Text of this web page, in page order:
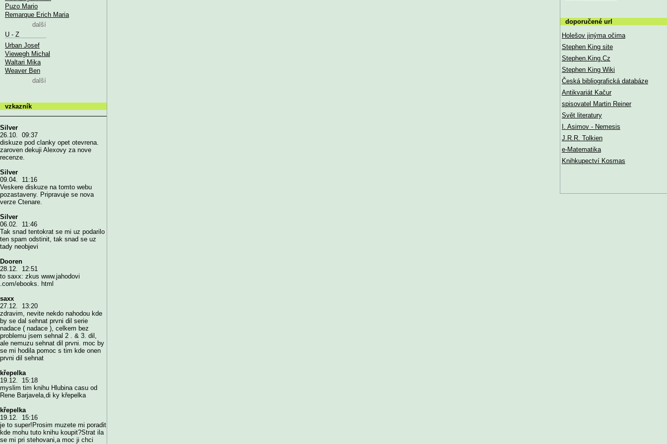
Puzo Mario
Remarque Erich Maria
další
U - Z
Urban Josef
Viewegh Michal
Waltari Mika
Weaver Ben
další
vzkazník
Silver
26.10. 09:37
diskuze pod clanky opet otevrena.
zaroven dekuji Alexovy za nove
recenze.
Silver
09.04. 11:16
Veskere diskuze na tomto webu
pozastaveny. Pripravuje se nova
verze Ctenare.
Silver
06.02. 11:46
Tak snad tentokrat se mi uz podarilo
ten spam odstinit, tak snad se uz
tady neobjevi
Dooren
28.12. 12:51
to saxx: zkus www.jahodovi
.com/ebooks. html
saxx
27.12. 13:20
zdravim, nevite nekdo nahodou kde
by se dal sehnat prvni dil serie
nadace ( nadace ), celkem bez
problemu jsem sehnal 2 . & 3. dil,
ale nemuzu sehnat dil prvni. moc by
se mi hodila pomoc s tim kde onen
prvni dil sehnat
křepelka
19.12. 15:18
myslim tim knihu Hlubina casu od
Rene Barjavela,di ky křepelka
křepelka
19.12. 15:16
je to super!Prosim muzete mi poradit
kde mohu tuto knihu koupit?Strat ila
se mi pri stehovani,a moc ji chci
doporučené url
Holešov jinýma očima
Stephen King site
Stephen.King.Cz
Stephen King Wiki
Česká bibliografická databáze
Antikvariát Kačur
spisovatel Martin Reiner
Svět literatury
I. Asimov - Nemesis
J.R.R. Tolkien
e-Matematika
Knihkupectví Kosmas